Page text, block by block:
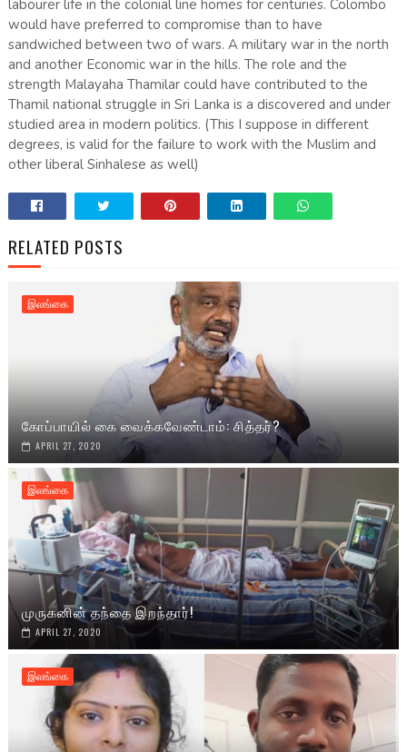
labourer life in the colonial line homes for centuries. Colombo
would have preferred to compromise than to have
sandwiched between two of wars. A military war in the north
and another Economic war in the hills. The role and the
strength Malayaha Thamilar could have contributed to the
Thamil national struggle in Sri Lanka is a discovered and under
studied area in modern politics. (This I suppose in different
degrees, is valid for the failure to work with the Muslim and
other liberal Sinhalese as well)
RELATED POSTS
இலங்கை
கோப்பாயில் கை வைக்கவேண்டாம்: சித்தர்?
APRIL 27, 2020
இலங்கை
முருகனின் தந்தை இறந்தார்!
APRIL 27, 2020
இலங்கை